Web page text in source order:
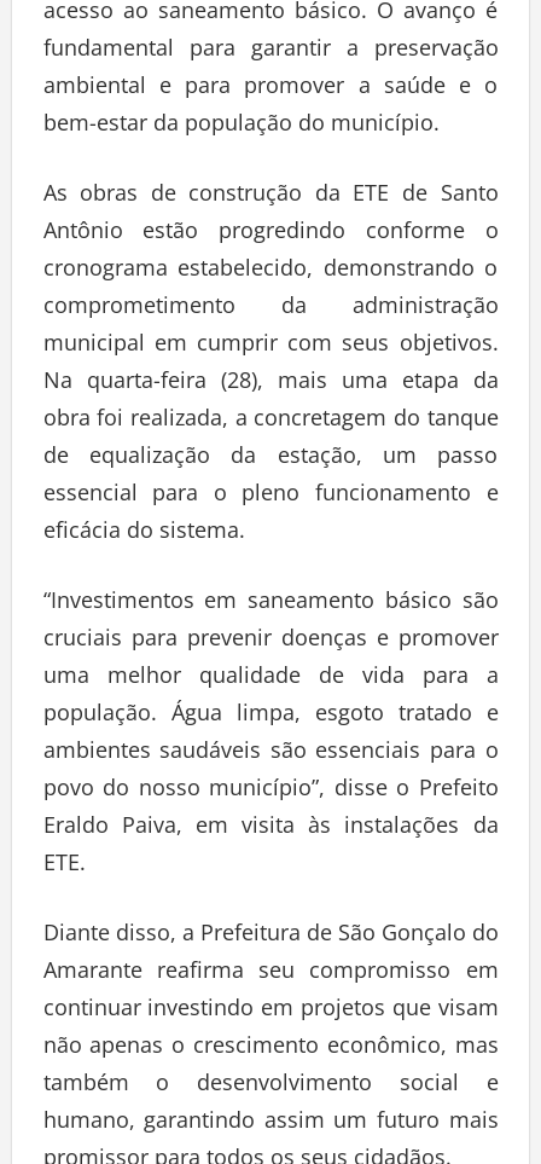
acesso ao saneamento básico. O avanço é
fundamental para garantir a preservação
ambiental e para promover a saúde e o
bem-estar da população do município.
As obras de construção da ETE de Santo
Antônio estão progredindo conforme o
cronograma estabelecido, demonstrando o
comprometimento da administração
municipal em cumprir com seus objetivos.
Na quarta-feira (28), mais uma etapa da
obra foi realizada, a concretagem do tanque
de equalização da estação, um passo
essencial para o pleno funcionamento e
eficácia do sistema.
“Investimentos em saneamento básico são
cruciais para prevenir doenças e promover
uma melhor qualidade de vida para a
população. Água limpa, esgoto tratado e
ambientes saudáveis são essenciais para o
povo do nosso município”, disse o Prefeito
Eraldo Paiva, em visita às instalações da
ETE.
Diante disso, a Prefeitura de São Gonçalo do
Amarante reafirma seu compromisso em
continuar investindo em projetos que visam
não apenas o crescimento econômico, mas
também o desenvolvimento social e
humano, garantindo assim um futuro mais